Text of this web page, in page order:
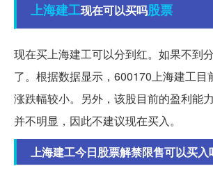
上海建工现在可以买吗股票
现在买上海建工可以分到红。如果不到
了。根据数据显示，600170上海建工目
涨跌幅较小。另外，该股目前的盈利能
并不明显，因此不建议现在买入。
上海建工今日股票解禁限售可以买入